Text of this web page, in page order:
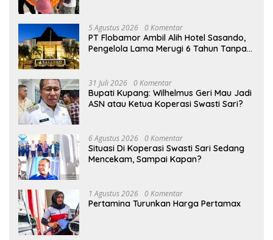
5 Agustus 2026 0 Komentar
PT Flobamor Ambil Alih Hotel Sasando,
Pengelola Lama Merugi 6 Tahun Tanpa
31 Juli 2026 0 Komentar
Bupati Kupang: Wilhelmus Geri Mau Jadi
ASN atau Ketua Koperasi Swasti Sari?
6 Agustus 2026 0 Komentar
Situasi Di Koperasi Swasti Sari Sedang
Mencekam, Sampai Kapan?
1 Agustus 2026 0 Komentar
Pertamina Turunkan Harga Pertamax